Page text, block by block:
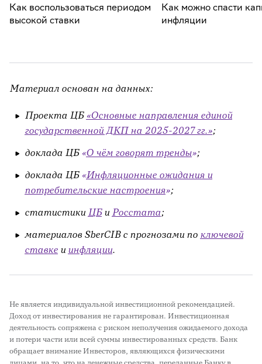
Как воспользоваться периодом
высокой ставки
Как можно спасти
инфляции
Материал основан на данных:
Проекта ЦБ «Основные направления единой
государственной ДКП на 2025-2027 гг.»;
доклада ЦБ «О чём говорят тренды»;
доклада ЦБ «Инфляционные ожидания и
потребительские настроения»;
статистики ЦБи Росстата;
материалов SberCIB с прогнозами по ключевой
ставке и инфляции.
Не является индивидуальной инвестиционной рекомендацией.
Доход от инвестирования не гарантирован. Инвестиционная
деятельность сопряжена с риском неполучения ожидаемого дохода
и потери части или всей суммы инвестированных средств. Банк
обращает внимание Инвесторов, являющихся физическими